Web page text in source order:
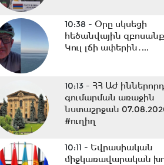
10:38 - Օրը սկսեցի
հեծանվային
Կուլ լճի ափերին․...
10:13 - ՀՀ ԱԺ իններորդ
գումարման առաջին
նստաշրջան
#ուղիղ
10:11 - Եվրասիական
միջկառավարական